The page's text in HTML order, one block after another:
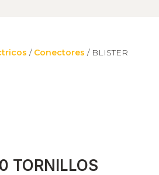
/ Conectores / BLISTER
TORNILLOS